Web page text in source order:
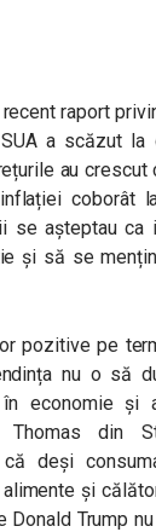
raport
a scăzut
au crescut
coborât
se așteptau
și să se
pozitive pe
nu o să
economie și
Thomas din
deși
și
Donald Trump